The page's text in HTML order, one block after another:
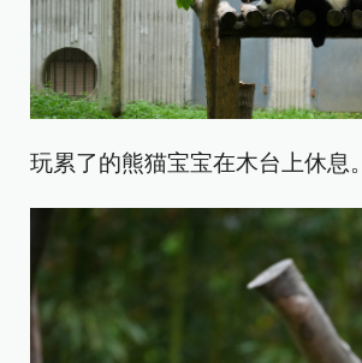
玩累了的熊猫宝宝在木台上休息。